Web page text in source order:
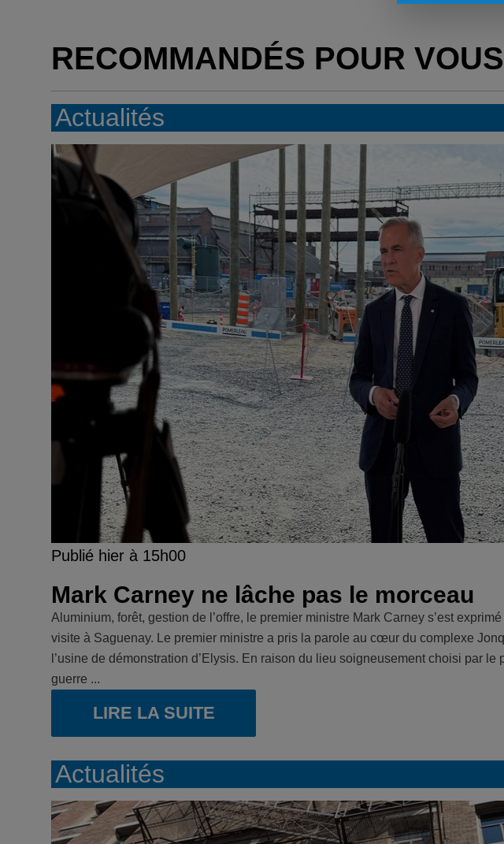
RECOMMANDÉS POUR VOUS
Actualités
Publié hier à 15h00
Mark Carney ne lâche pas le morceau
Aluminium, forêt, gestion de l’offre, le premier ministre Mark Carney s’est
visite à Saguenay. Le premier ministre a pris la parole au cœur du complexe
l’usine de démonstration d’Elysis. En raison du lieu soigneusement choisi par le
guerre ...
LIRE LA SUITE
Actualités